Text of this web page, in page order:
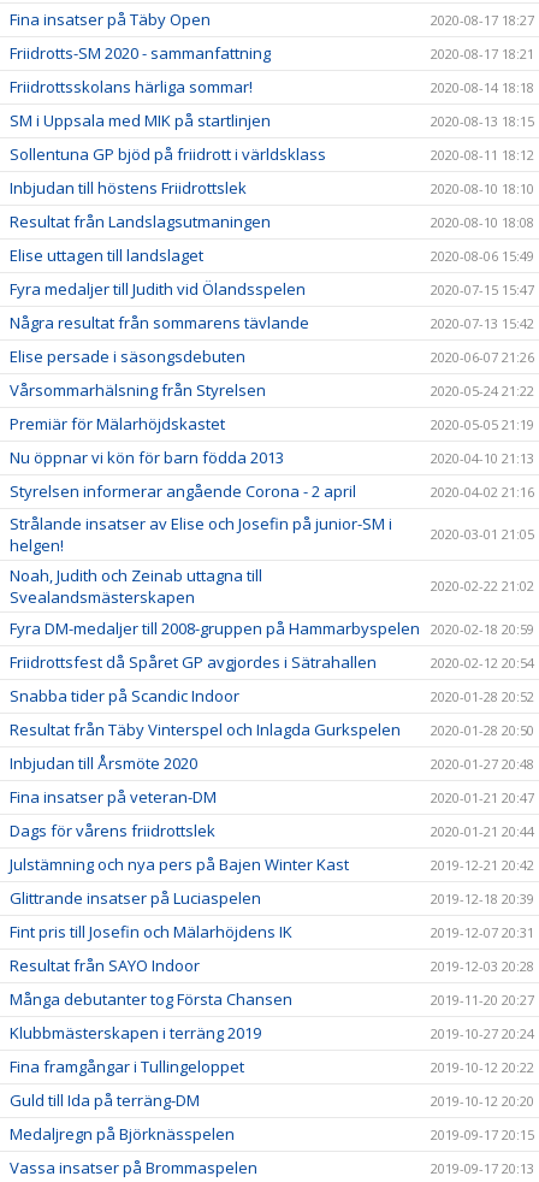
Fina insatser på Täby Open 2020-08-17 18:27
Friidrotts-SM 2020 - sammanfattning 2020-08-17 18:21
Friidrottsskolans härliga sommar! 2020-08-14 18:18
SM i Uppsala med MIK på startlinjen 2020-08-13 18:15
Sollentuna GP bjöd på friidrott i världsklass 2020-08-11 18:12
Inbjudan till höstens Friidrottslek 2020-08-10 18:10
Resultat från Landslagsutmaningen 2020-08-10 18:08
Elise uttagen till landslaget 2020-08-06 15:49
Fyra medaljer till Judith vid Ölandsspelen 2020-07-15 15:47
Några resultat från sommarens tävlande 2020-07-13 15:42
Elise persade i säsongsdebuten 2020-06-07 21:26
Vårsommarhälsning från Styrelsen 2020-05-24 21:22
Premiär för Mälarhöjdskastet 2020-05-05 21:19
Nu öppnar vi kön för barn födda 2013 2020-04-10 21:13
Styrelsen informerar angående Corona - 2 april 2020-04-02 21:16
Strålande insatser av Elise och Josefin på junior-SM i
helgen!
2020-03-01 21:05
Noah, Judith och Zeinab uttagna till
Svealandsmästerskapen
2020-02-22 21:02
Fyra DM-medaljer till 2008-gruppen på Hammarbyspelen 2020-02-18 20:59
Friidrottsfest då Spåret GP avgjordes i Sätrahallen 2020-02-12 20:54
Snabba tider på Scandic Indoor 2020-01-28 20:52
Resultat från Täby Vinterspel och Inlagda Gurkspelen 2020-01-28 20:50
Inbjudan till Årsmöte 2020 2020-01-27 20:48
Fina insatser på veteran-DM 2020-01-21 20:47
Dags för vårens friidrottslek 2020-01-21 20:44
Julstämning och nya pers på Bajen Winter Kast 2019-12-21 20:42
Glittrande insatser på Luciaspelen 2019-12-18 20:39
Fint pris till Josefin och Mälarhöjdens IK 2019-12-07 20:31
Resultat från SAYO Indoor 2019-12-03 20:28
Många debutanter tog Första Chansen 2019-11-20 20:27
Klubbmästerskapen i terräng 2019 2019-10-27 20:24
Fina framgångar i Tullingeloppet 2019-10-12 20:22
Guld till Ida på terräng-DM 2019-10-12 20:20
Medaljregn på Björknässpelen 2019-09-17 20:15
Vassa insatser på Brommaspelen 2019-09-17 20:13